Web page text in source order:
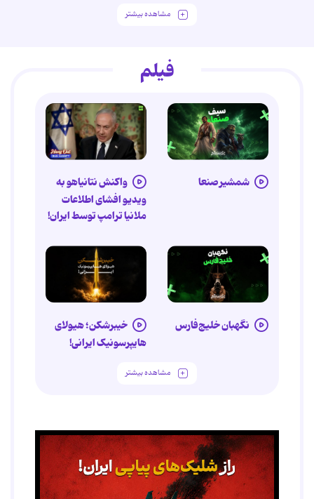
مشاهده بیشتر
فیلم
شمشیر صنعا
واکنش نتانیاهو به
ویدیو افشای اطلاعات
ملانیا ترامپ توسط ایران!
نگهبان خلیج‌فارس
خیبرشکن؛ هیولای
هایپرسونیک ایرانی!
مشاهده بیشتر